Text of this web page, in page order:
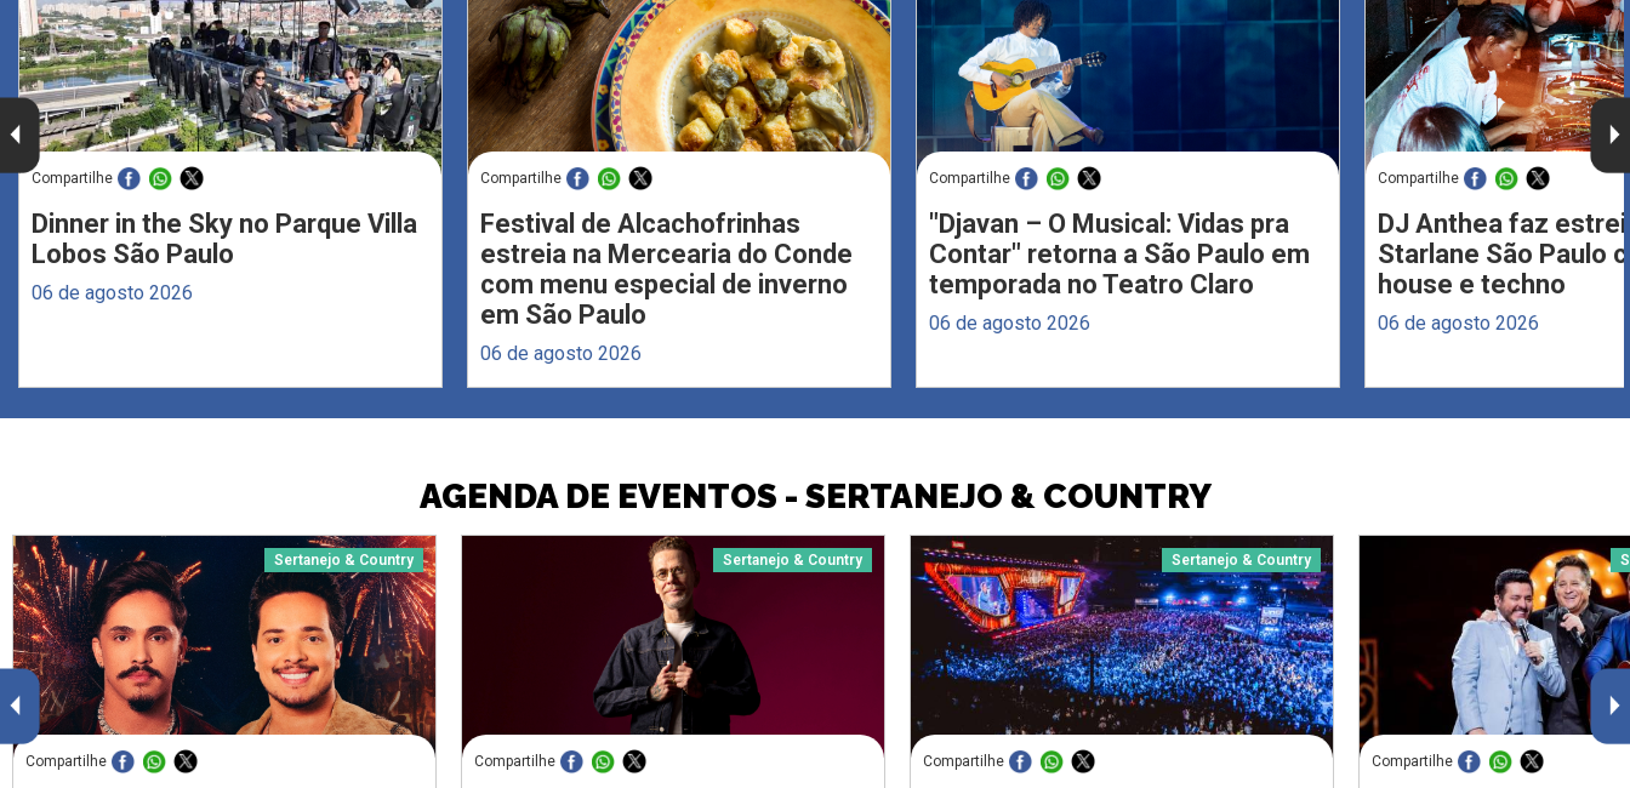
Compartilhe
Dinner in the Sky no Parque Villa
Lobos São Paulo
06 de agosto 2026
Compartilhe
Festival de Alcachofrinhas
estreia na Mercearia do Conde
com menu especial de inverno
em São Paulo
06 de agosto 2026
Compartilhe
"Djavan – O Musical: Vidas pra
Contar" retorna a São Paulo em
temporada no Teatro Claro
06 de agosto 2026
Compartilhe
DJ Anthea faz
Starlane São Paulo
house e techno
06 de agosto 2026
AGENDA DE EVENTOS - SERTANEJO & COUNTRY
Sertanejo & Country
Compartilhe
Sertanejo & Country
Compartilhe
Sertanejo & Country
Compartilhe Compartilhe